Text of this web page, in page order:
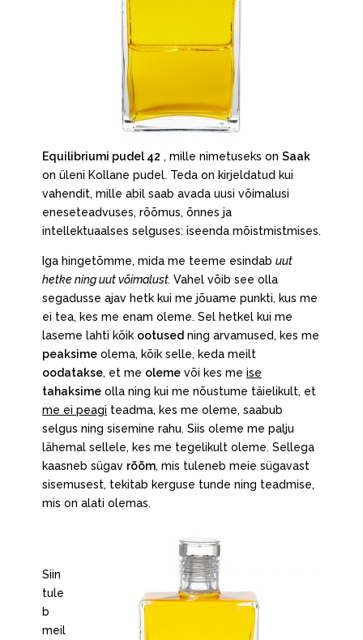
Equilibriumi pudel 42 , mille nimetuseks on Saak
on üleni Kollane pudel. Teda on kirjeldatud kui
vahendit, mille abil saab avada uusi võimalusi
eneseteadvuses, rõõmus, õnnes ja
intellektuaalses selguses: iseenda mõistmistmises.
Iga hingetõmme, mida me teeme esindab uut
hetke ning uut võimalust. Vahel võib see olla
segadusse ajav hetk kui me jõuame punkti, kus me
ei tea, kes me enam oleme. Sel hetkel kui me
laseme lahti kõik ootused ning arvamused, kes me
peaksimeolema, kõik selle, keda meilt
oodatakse, et me olemevõi kes me ise
tahaksimeolla ning kui me nõustume täielikult, et
me ei peagi teadma, kes me oleme, saabub
selgus ning sisemine rahu. Siis oleme me palju
lähemal sellele, kes me tegelikult oleme. Sellega
kaasneb sügav rõõm, mis tuleneb meie sügavast
sisemusest, tekitab kerguse tunde ning teadmise,
mis on alati olemas.
Siin
tule
b
meil